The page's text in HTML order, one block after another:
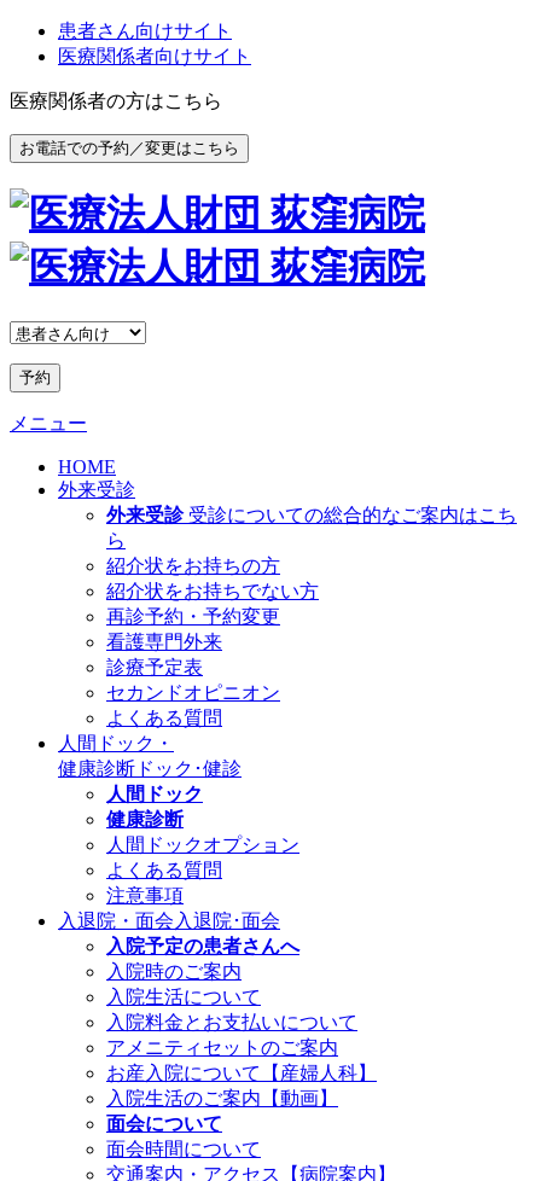
患者さん向けサイト
医療関係者向けサイト
医療関係者の方はこちら
お電話での予約／変更はこちら
予約
メニュー
HOME
外来受診
外来受診 受診についての総合的なご案内はこち
ら
紹介状をお持ちの方
紹介状をお持ちでない方
再診予約・予約変更
看護専門外来
診療予定表
セカンドオピニオン
よくある質問
人間ドック・
健康診断 ドック･健診
人間ドック
健康診断
人間ドックオプション
よくある質問
注意事項
入退院・面会 入退院･面会
入院予定の患者さんへ
入院時のご案内
入院生活について
入院料金とお支払いについて
アメニティセットのご案内
お産入院について【産婦人科】
入院生活のご案内【動画】
面会について
面会時間について
交通案内・アクセス【病院案内】